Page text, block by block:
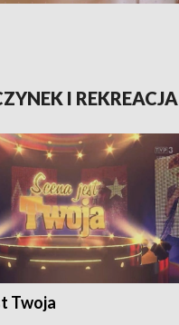
I REKREACJA
Twoja